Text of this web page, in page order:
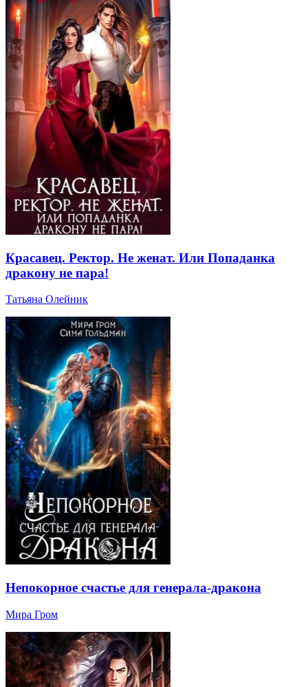
Красавец. Ректор. Не женат. Или Попаданка
дракону не пара!
Татьяна Олейник
Непокорное счастье для генерала-дракона
Мира Гром